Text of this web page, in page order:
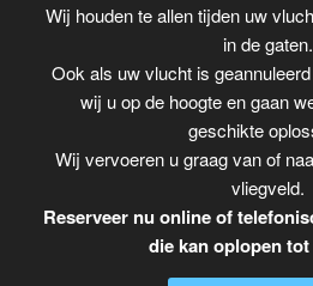
Wij houden te allen tijden uw
in de gaten.
Ook als uw vlucht is
wij u op de hoogte en gaan
geschikte
Wij vervoeren u graag van of
vliegveld.
Reserveer nu online of
die kan oplopen tot